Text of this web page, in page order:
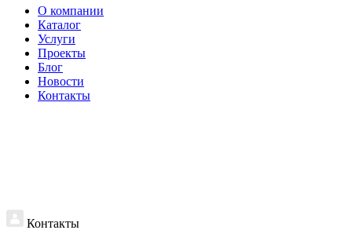
О компании
Каталог
Услуги
Проекты
Блог
Новости
Контакты
Контакты